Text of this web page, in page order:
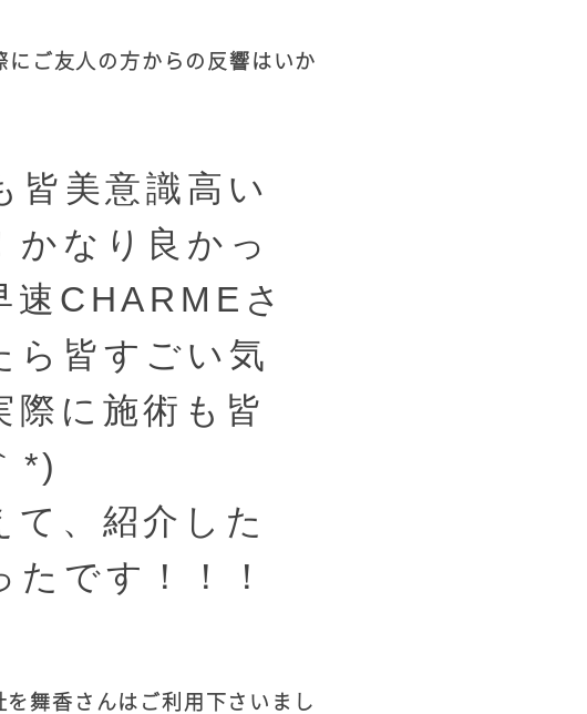
ご友人の方からの反響はいか
皆美意識高い
かなり良かっ
速CHARMEさ
ら皆すごい気
際に施術も皆
*)
て、紹介した
です！！！
舞香さんはご利用下さいまし